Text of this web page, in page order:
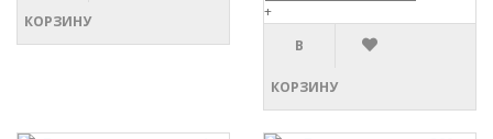
КОРЗИНУ
+
В
КОРЗИНУ